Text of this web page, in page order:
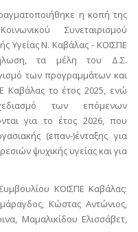
η κοπή της
Συνεταιρισμού
Υγείας Ν. Καβάλας - ΚΟΙΣΠΕ
τα μέλη του Δ.Σ.
των προγραμμάτων και
το έτος 2025, ενώ
των επόμενων
για το έτος 2026, που
(επαν-)ένταξης για
ψυχικής υγείας και για
ΚΟΙΣΠΕ Καβάλας:
Κώστας Αντώνιος,
Μαμαλικίδου Ελισσάβετ,